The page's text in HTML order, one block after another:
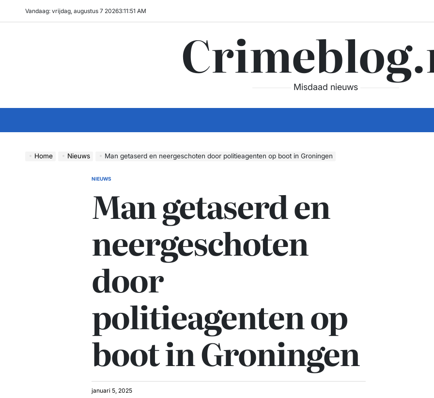
Vandaag: vrijdag, augustus 7 20263:11:52 AM
Misdaad nieuws
Home Nieuws Man getaserd en neergeschoten door politieagenten op boot in Groningen
GEPLAATST
NIEUWS
Man getaserd en
neergeschoten
door
politieagenten op
boot in Groningen
januari 5, 2025